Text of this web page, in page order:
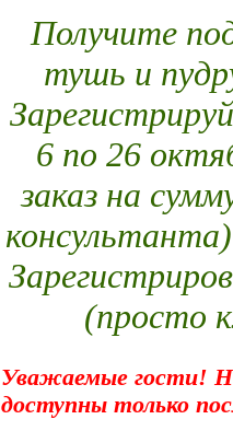
Получите
тушь и
6 по 26
заказ на
(просто
Уважаемые гости!
доступны только